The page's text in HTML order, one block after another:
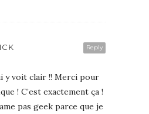
Reply
y voit clair !! Merci pour
! C’est exactement ça !
pas geek parce que je